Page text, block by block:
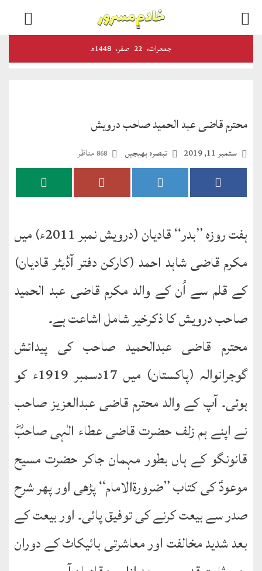
جمعرات‬‮، 22 صفر‬،
و
ڈائجسٹ
الفضل
انٹرنیشنل
انصارالدین
طارق
ھوالشافی
اسماعیل
دیگر
خطبات
جمعہ
عیدین
خطابات
تربیتی
محترم قاضی عبد الحمید صاحب درویش
تبصرہ بھیجیں ستمبر 11, 2019 868مناظر
ہفت روزہ ’’بدر‘‘ قادیان (درویش نمبر 2011ء) میں
مکرم قاضی شاہد احمد (کارکن دفتر آڈیٹر قادیان)
کے قلم سے اُن کے والد مکرم قاضی عبد الحمید
صاحب درویش کا ذکرخیر شامل اشاعت ہے۔
محترم قاضی عبدالحمید صاحب کی پیدائش
گوجرانوالہ (پاکستان) میں 17دسمبر 1919ء کو
ہوئی۔ آپ کے والد محترم قاضی عبدالعزیز صاحب
نے اپنے ہم زلف حضرت قاضی عطاء الٰہی صاحبؓ
قانونگو کے ہاں بطور مہمان جاکر حضرت مسیح
موعودؑ کی کتاب ’’ضرورۃالامام‘‘ پڑھی اور پھر شرح
صدر سے بیعت کرنے کی توفیق پائی۔ اور بیعت کے
بعد شدید مخالفت اور معاشرتی بائیکاٹ کے دوران